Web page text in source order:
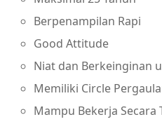
Berpenampilan Rapi
Good Attitude
Niat dan Berkeinginan
Memiliki Circle
Mampu Bekerja Secara